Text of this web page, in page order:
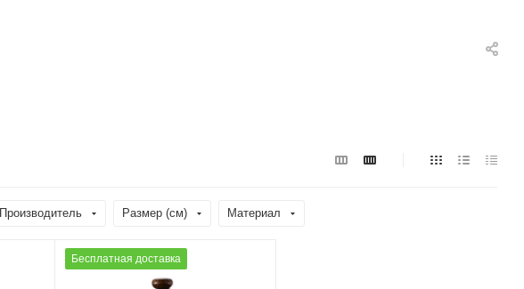
Производитель Размер (см) Материал
Бесплатная доставка